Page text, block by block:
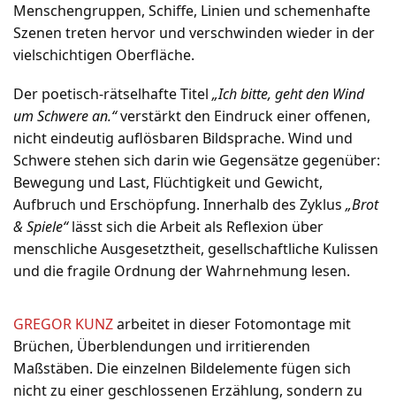
Menschengruppen, Schiffe, Linien und schemenhafte
Szenen treten hervor und verschwinden wieder in der
vielschichtigen Oberfläche.
Der poetisch-rätselhafte Titel „Ich bitte, geht den Wind
um Schwere an.“verstärkt den Eindruck einer offenen,
nicht eindeutig auflösbaren Bildsprache. Wind und
Schwere stehen sich darin wie Gegensätze gegenüber:
Bewegung und Last, Flüchtigkeit und Gewicht,
Aufbruch und Erschöpfung. Innerhalb des Zyklus „Brot
& Spiele“lässt sich die Arbeit als Reflexion über
menschliche Ausgesetztheit, gesellschaftliche Kulissen
und die fragile Ordnung der Wahrnehmung lesen.
GREGOR KUNZarbeitet in dieser Fotomontage mit
Brüchen, Überblendungen und irritierenden
Maßstäben. Die einzelnen Bildelemente fügen sich
nicht zu einer geschlossenen Erzählung, sondern zu